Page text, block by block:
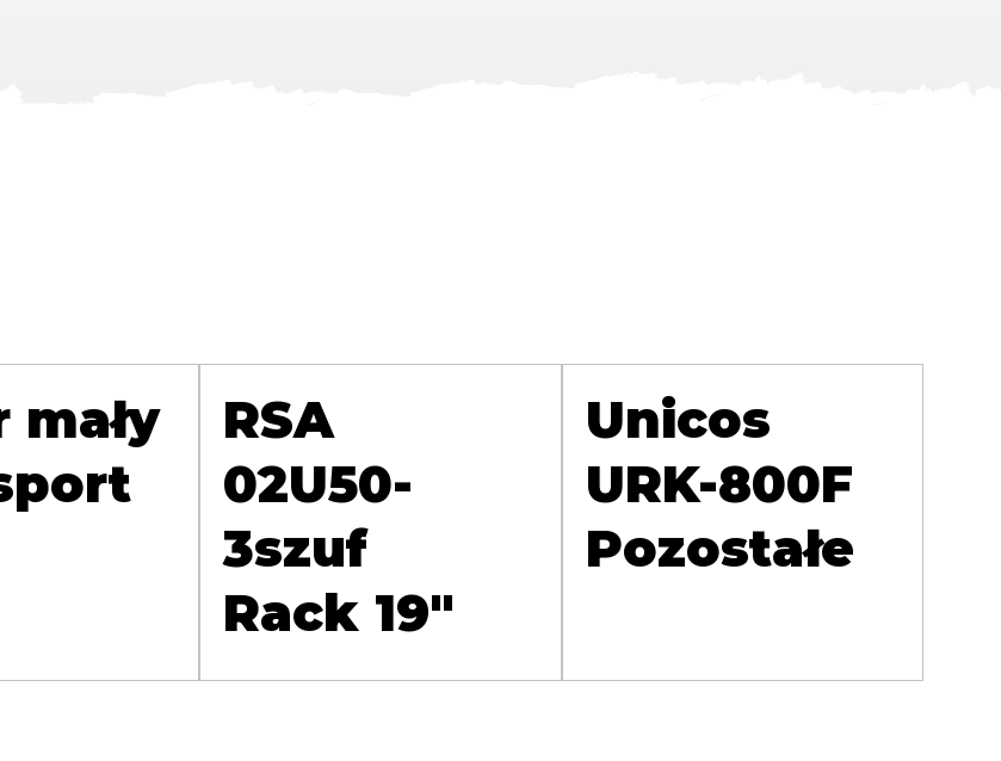
mały
RSA
02U50-
3szuf
Rack 19"
Unicos
URK-800F
Pozostałe